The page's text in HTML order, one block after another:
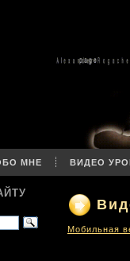
МНЕ ВИДЕО
Мобильная